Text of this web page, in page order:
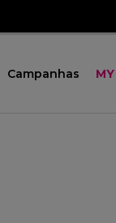
Campanhas